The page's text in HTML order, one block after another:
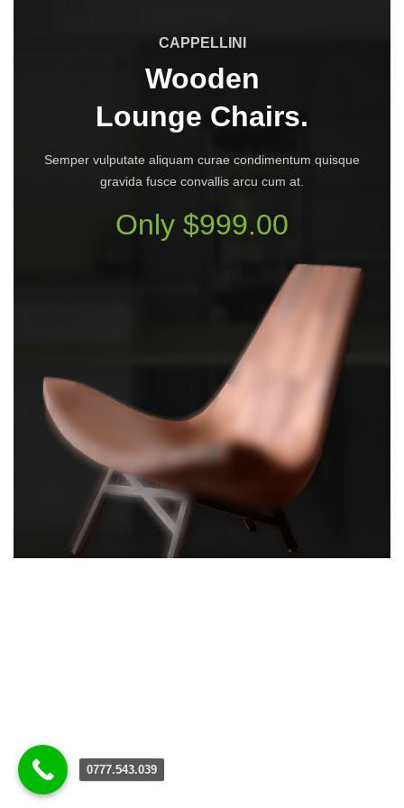
CAPPELLINI
Wooden
Lounge Chairs.
Semper vulputate aliquam curae condimentum quisque
gravida fusce convallis arcu cum at.
Only $999.00
0777.543.039